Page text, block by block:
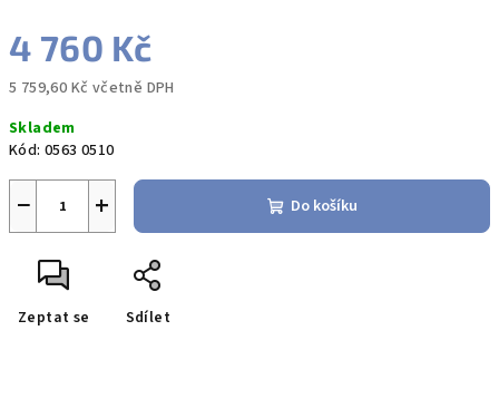
4 760 Kč
5 759,60 Kč včetně DPH
cena:
Skladem
Kód: 0563 0510
+
− Do košíku
Zeptat se Sdílet